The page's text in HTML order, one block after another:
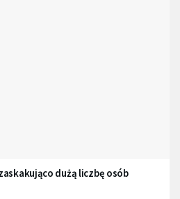
dużą liczbę osób